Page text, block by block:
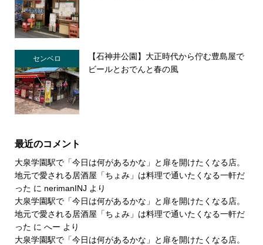
センベロ
【石神井公園】大正時代から佇む豊島屋で
ビールとおでんと春の風
最近のコメント
大泉学園駅で「今日は何があるかな」と扉を開けたくなる店。
地元で愛される居酒屋「ちょみ」は料理で通いたくなる一軒だ
った に nerimanINJ より
大泉学園駅で「今日は何があるかな」と扉を開けたくなる店。
地元で愛される居酒屋「ちょみ」は料理で通いたくなる一軒だ
った に へー より
大泉学園駅で「今日は何があるかな」と扉を開けたくなる店。